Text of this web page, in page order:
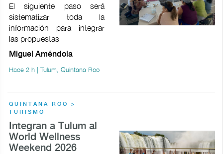
El siguiente paso será
sistematizar toda la
información para integrar
las propuestas
Miguel Améndola
Hace 2 h | Tulum, Quintana Roo
QUINTANA ROO >
TURISMO
Integran a Tulum al
World Wellness
Weekend 2026